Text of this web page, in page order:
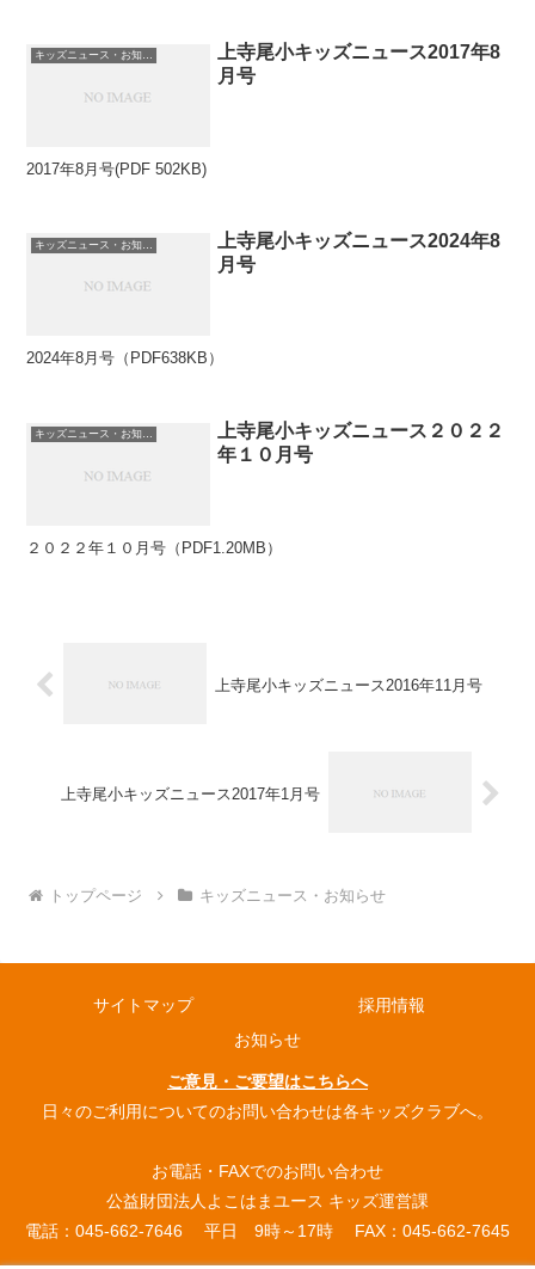
キッズニュース・お知らせ
上寺尾小キッズニュース2017年8
月号
2017年8月号(PDF 502KB)
上寺尾小キッズニュース2024年8
月号
2024年8月号（PDF638KB）
キッズニュース・お知らせ
上寺尾小キッズニュース２０２２
年１０月号
２０２２年１０月号（PDF1.20MB）
上寺尾小キッズニュース2016年11月号
上寺尾小キッズニュース2017年1月号
トップページ キッズニュース・お知らせ
サイトマップ
採用情報
お知らせ
ご意見・ご要望はこちらへ
日々のご利用についてのお問い合わせは各キッズクラブへ。
お電話・FAXでのお問い合わせ
公益財団法人よこはまユース キッズ運営課
電話：045-662-7646 平日 9時～17時 FAX：045-662-7645